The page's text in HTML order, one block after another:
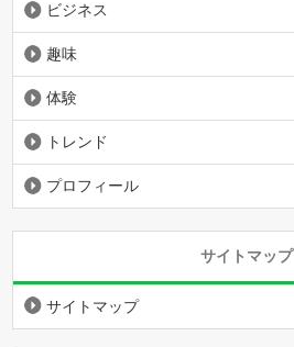
ビジネス
趣味
体験
トレンド
プロフィール
サイトマップ
サイトマップ